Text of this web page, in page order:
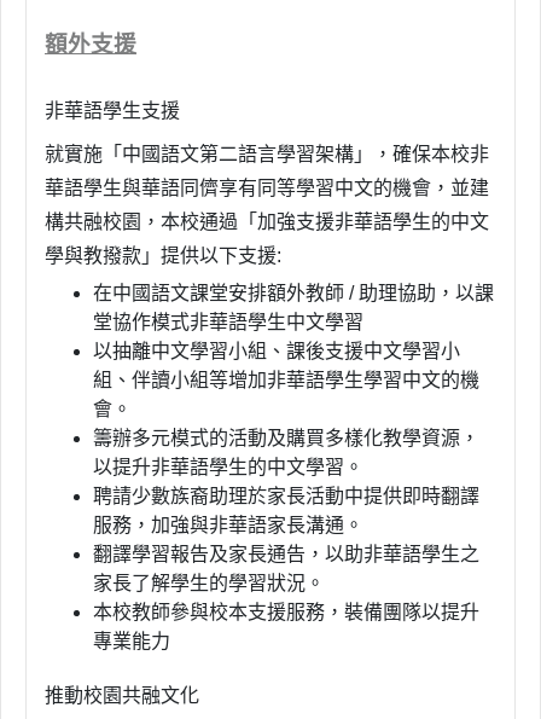
額外支援
非華語學生支援
就實施「中國語文第二語言學習架構」，確保本校非
華語學生與華語同儕享有同等學習中文的機會，並建
構共融校園，本校通過「加強支援非華語學生的中文
學與教撥款」提供以下支援:
在中國語文課堂安排額外教師 / 助理協助，以課
堂協作模式非華語學生中文學習
以抽離中文學習小組、課後支援中文學習小
組、伴讀小組等增加非華語學生學習中文的機
會。
籌辦多元模式的活動及購買多樣化教學資源，
以提升非華語學生的中文學習。
聘請少數族裔助理於家長活動中提供即時翻譯
服務，加強與非華語家長溝通。
翻譯學習報告及家長通告，以助非華語學生之
家長了解學生的學習狀況。
本校教師參與校本支援服務，裝備團隊以提升
專業能力
推動校園共融文化